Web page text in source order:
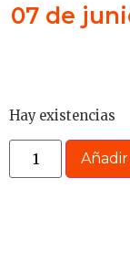
07 de
Hay existencias